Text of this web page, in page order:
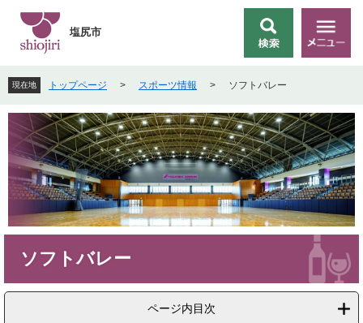
先
頭
で
を
飛
ば
本
文
へ
索
メ
ニ
塩尻市
現在地 トップページ > スポーツ情報 > ソフトバレー
ソフトバレー
ページ内目次